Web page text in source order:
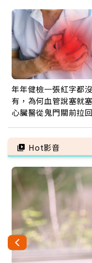
年年健檢一張紅字都沒
有，為何血管說塞就
心臟醫從鬼門關前拉
字
Hot影音